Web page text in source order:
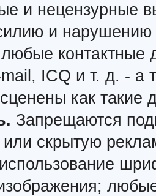
и нецензурные
и нарушению
контактные
ICQ и т. д. - а
как
Запрещаются
или скрытую